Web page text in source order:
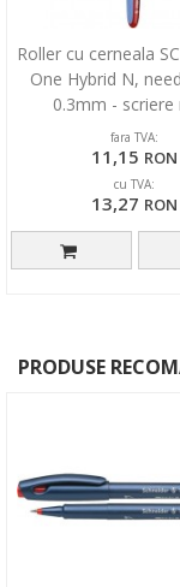
Roller cu cerneala
One Hybrid N,
0.3mm - scriere
fara TVA:
11,15 RON
cu TVA:
13,27 RON
PRODUSE